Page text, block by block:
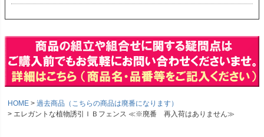
HOME
過去商品（こちらの商品は廃番になります）
エレガントな植物誘引ＩＢフェンス ≪※廃番 再入荷はありません≫